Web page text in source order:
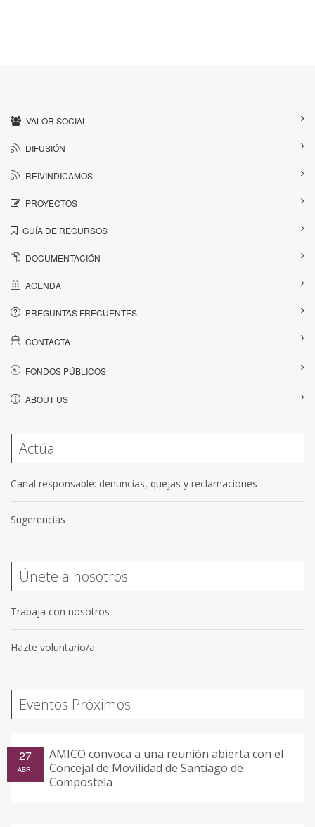
VALOR SOCIAL
DIFUSIÓN
REIVINDICAMOS
PROYECTOS
GUÍA DE RECURSOS
DOCUMENTACIÓN
AGENDA
PREGUNTAS FRECUENTES
CONTACTA
FONDOS PÚBLICOS
ABOUT US
Actúa
Canal responsable: denuncias, quejas y reclamaciones
Sugerencias
Únete a nosotros
Trabaja con nosotros
Hazte voluntario/a
Eventos Próximos
AMICO convoca a una reunión abierta con el
Concejal de Movilidad de Santiago de
Compostela
27
ABR.